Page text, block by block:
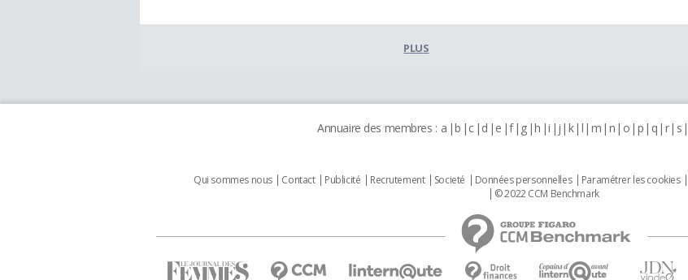
PLUS
Annuaire des membres : a b c d e f g h i j k l m n o p q r s
Qui sommes nous Contact Publicité Recrutement Societé Données personnelles Paramétrer les cookies
© 2022 CCM Benchmark